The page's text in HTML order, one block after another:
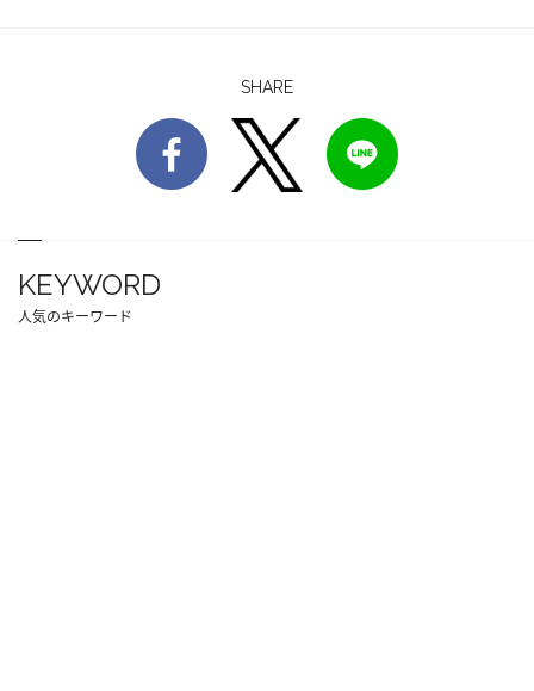
SHARE
KEYWORD
人気のキーワード